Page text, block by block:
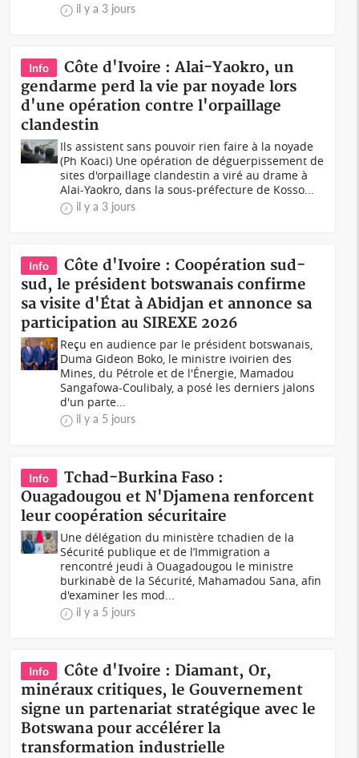
il y a 3 jours
Info
Côte d'Ivoire : Alai-Yaokro, un
gendarme perd la vie par noyade lors
d'une opération contre l'orpaillage
clandestin
Ils assistent sans pouvoir rien faire à la noyade
(Ph Koaci) Une opération de déguerpissement de
sites d'orpaillage clandestin a viré au drame à
Alai-Yaokro, dans la sous-préfecture de Kosso...
il y a 3 jours
Info
Côte d'Ivoire : Coopération sud-
sud, le président botswanais confirme
sa visite d'État à Abidjan et annonce sa
participation au SIREXE 2026
Reçu en audience par le président botswanais,
Duma Gideon Boko, le ministre ivoirien des
Mines, du Pétrole et de l'Énergie, Mamadou
Sangafowa-Coulibaly, a posé les derniers jalons
d'un parte...
il y a 5 jours
Info
Tchad-Burkina Faso :
Ouagadougou et N'Djamena renforcent
leur coopération sécuritaire
Une délégation du ministère tchadien de la
Sécurité publique et de l’Immigration a
rencontré jeudi à Ouagadougou le ministre
burkinabè de la Sécurité, Mahamadou Sana, afin
d'examiner les mod...
il y a 5 jours
Info
Côte d'Ivoire : Diamant, Or,
minéraux critiques, le Gouvernement
signe un partenariat stratégique avec le
Botswana pour accélérer la
transformation industrielle